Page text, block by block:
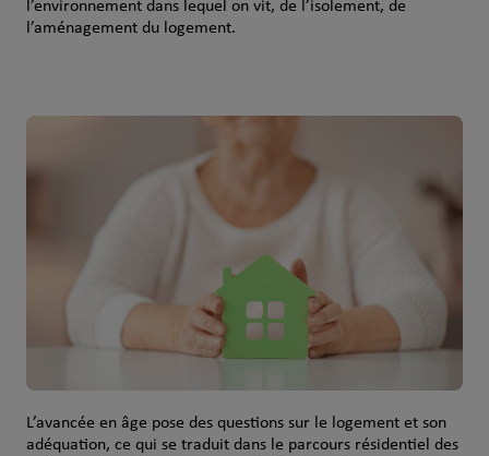
l’environnement dans lequel on vit, de l’isolement, de
l’aménagement du logement.
L’avancée en âge pose des questions sur le logement et son
adéquation, ce qui se traduit dans le parcours résidentiel des